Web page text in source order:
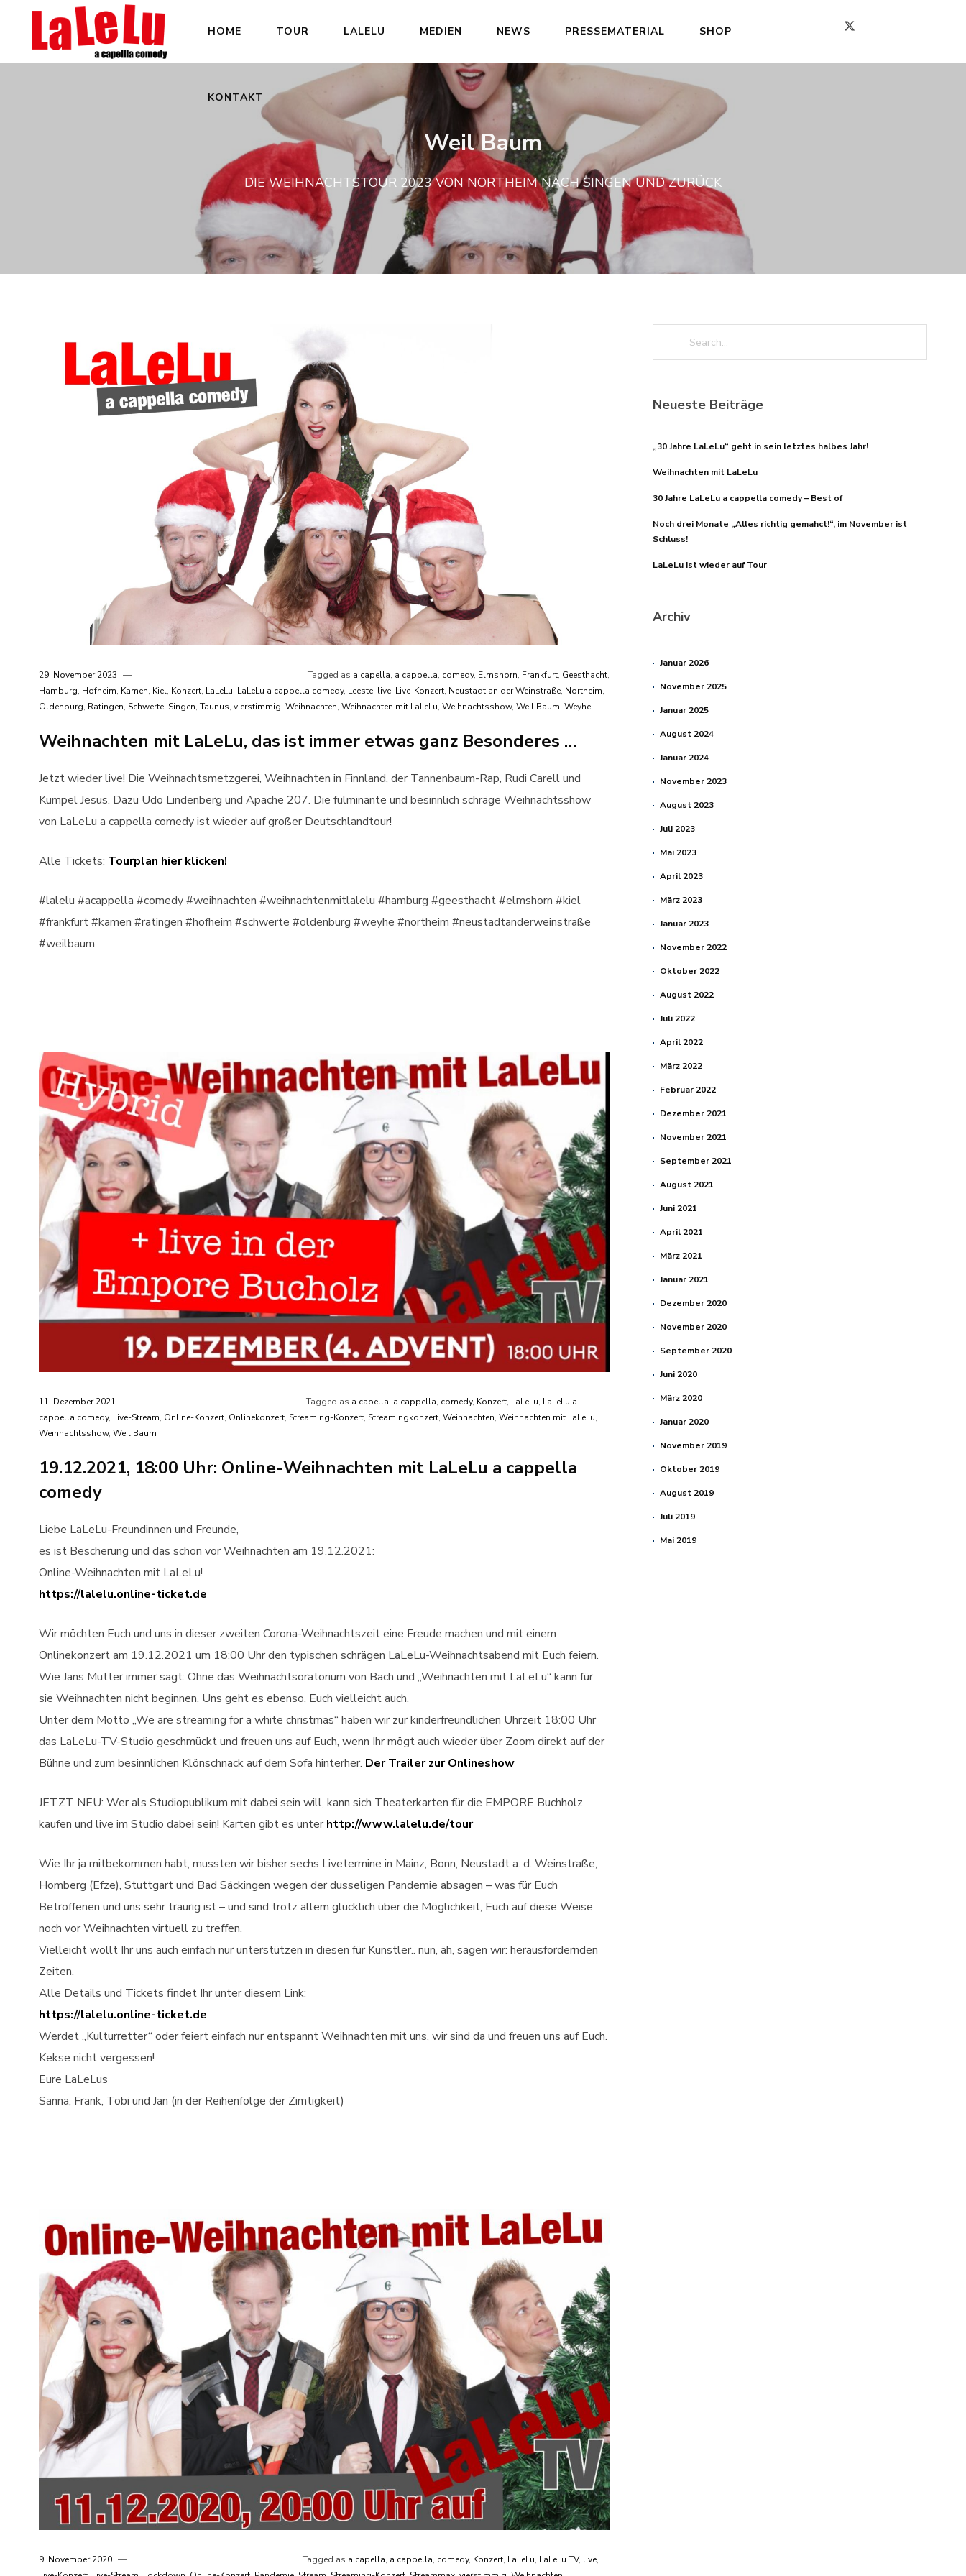
HOME TOUR LALELU MEDIEN NEWS PRESSEMATERIAL SHOP
KONTAKT
Weil Baum
DIE WEIHNACHTSTOUR 2023 VON NORTHEIM NACH SINGEN UND ZURÜCK
29. November 2023 Tagged as a capella, a cappella, comedy, Elmshorn, Frankfurt, Geesthacht,
Hamburg, Hofheim, Kamen, Kiel, Konzert, LaLeLu, LaLeLu a cappella comedy, Leeste, live, Live-Konzert, Neustadt an der Weinstraße, Northeim,
Oldenburg, Ratingen, Schwerte, Singen, Taunus, vierstimmig, Weihnachten, Weihnachten mit LaLeLu, Weihnachtsshow, Weil Baum, Weyhe
Weihnachten mit LaLeLu, das ist immer etwas ganz Besonderes …
Jetzt wieder live! Die Weihnachtsmetzgerei, Weihnachten in Finnland, der Tannenbaum-Rap, Rudi Carell und
Kumpel Jesus. Dazu Udo Lindenberg und Apache 207. Die fulminante und besinnlich schräge Weihnachtsshow
von LaLeLu a cappella comedy ist wieder auf großer Deutschlandtour!
Alle Tickets: Tourplan hier klicken!
#lalelu #acappella #comedy #weihnachten #weihnachtenmitlalelu #hamburg #geesthacht #elmshorn #kiel
#frankfurt #kamen #ratingen #hofheim #schwerte #oldenburg #weyhe #northeim #neustadtanderweinstraße
#weilbaum
11. Dezember 2021 Tagged as a capella, a cappella, comedy, Konzert, LaLeLu, LaLeLu a
cappella comedy, Live-Stream, Online-Konzert, Onlinekonzert, Streaming-Konzert, Streamingkonzert, Weihnachten, Weihnachten mit LaLeLu,
Weihnachtsshow, Weil Baum
19.12.2021, 18:00 Uhr: Online-Weihnachten mit LaLeLu a cappella
comedy
Liebe LaLeLu-Freundinnen und Freunde,
es ist Bescherung und das schon vor Weihnachten am 19.12.2021:
Online-Weihnachten mit LaLeLu!
https://lalelu.online-ticket.de
Wir möchten Euch und uns in dieser zweiten Corona-Weihnachtszeit eine Freude machen und mit einem
Onlinekonzert am 19.12.2021 um 18:00 Uhr den typischen schrägen LaLeLu-Weihnachtsabend mit Euch feiern.
Wie Jans Mutter immer sagt: Ohne das Weihnachtsoratorium von Bach und „Weihnachten mit LaLeLu“ kann für
sie Weihnachten nicht beginnen. Uns geht es ebenso, Euch vielleicht auch.
Unter dem Motto „We are streaming for a white christmas“ haben wir zur kinderfreundlichen Uhrzeit 18:00 Uhr
das LaLeLu-TV-Studio geschmückt und freuen uns auf Euch, wenn Ihr mögt auch wieder über Zoom direkt auf der
Bühne und zum besinnlichen Klönschnack auf dem Sofa hinterher. Der Trailer zur Onlineshow
JETZT NEU: Wer als Studiopublikum mit dabei sein will, kann sich Theaterkarten für die EMPORE Buchholz
kaufen und live im Studio dabei sein! Karten gibt es unter http://www.lalelu.de/tour
Wie Ihr ja mitbekommen habt, mussten wir bisher sechs Livetermine in Mainz, Bonn, Neustadt a. d. Weinstraße,
Homberg (Efze), Stuttgart und Bad Säckingen wegen der dusseligen Pandemie absagen – was für Euch
Betroffenen und uns sehr traurig ist – und sind trotz allem glücklich über die Möglichkeit, Euch auf diese Weise
noch vor Weihnachten virtuell zu treffen.
Vielleicht wollt Ihr uns auch einfach nur unterstützen in diesen für Künstler.. nun, äh, sagen wir: herausfordernden
Zeiten.
Alle Details und Tickets findet Ihr unter diesem Link:
https://lalelu.online-ticket.de
Werdet „Kulturretter“ oder feiert einfach nur entspannt Weihnachten mit uns, wir sind da und freuen uns auf Euch.
Kekse nicht vergessen!
Eure LaLeLus
Sanna, Frank, Tobi und Jan (in der Reihenfolge der Zimtigkeit)
9. November 2020 Tagged as a capella, a cappella, comedy, Konzert, LaLeLu, LaLeLu TV, live,
Neueste Beiträge
„30 Jahre LaLeLu“ geht in sein letztes halbes Jahr!
Weihnachten mit LaLeLu
30 Jahre LaLeLu a cappella comedy – Best of
Noch drei Monate „Alles richtig gemahct!“, im November ist
Schluss!
LaLeLu ist wieder auf Tour
Archiv
Januar 2026
November 2025
Januar 2025
August 2024
Januar 2024
November 2023
August 2023
Juli 2023
Mai 2023
April 2023
März 2023
Januar 2023
November 2022
Oktober 2022
August 2022
Juli 2022
April 2022
März 2022
Februar 2022
Dezember 2021
November 2021
September 2021
August 2021
Juni 2021
April 2021
März 2021
Januar 2021
Dezember 2020
November 2020
September 2020
Juni 2020
März 2020
Januar 2020
November 2019
Oktober 2019
August 2019
Juli 2019
Mai 2019